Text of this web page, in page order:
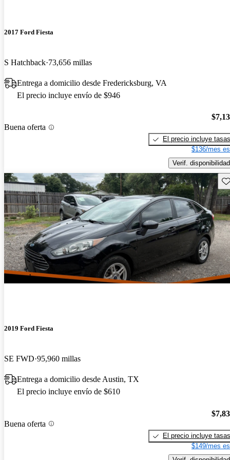
2017 Ford Fiesta
S Hatchback 73,656 millas
Entrega a domicilio desde Fredericksburg, VA
El precio incluye envío de $946
Buena oferta
El precio incluye tasas
$136/mes
Verif. disponibilidad
¡Nuevo!
2019 Ford Fiesta
SE FWD 95,960 millas
Entrega a domicilio desde Austin, TX
El precio incluye envío de $610
Buena oferta
El precio incluye tasas
$149/mes